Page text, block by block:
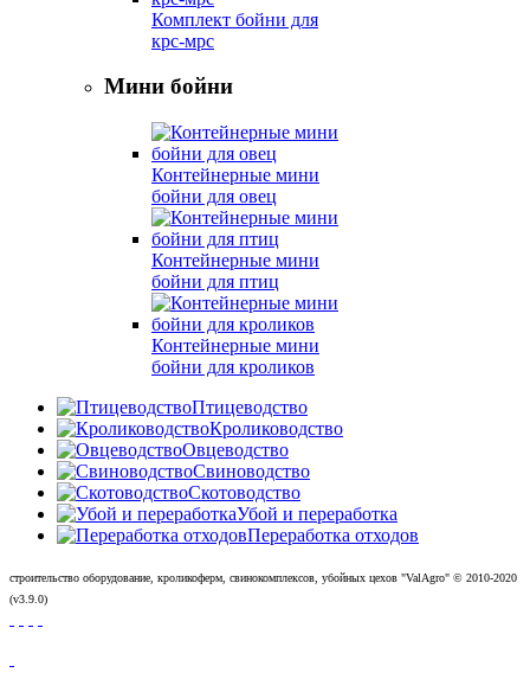
Комплект бойни для
крс-мрс
Мини бойни
Контейнерные мини
бойни для овец
Контейнерные мини
бойни для птиц
Контейнерные мини
бойни для кроликов
Птицеводство
Кролиководство
Овцеводство
Свиноводство
Скотоводство
Убой и переработка
Переработка отходов
строительство оборудование, кроликоферм, свинокомплексов, убойных цехов "ValAgro" © 2010-2020
(v3.9.0)